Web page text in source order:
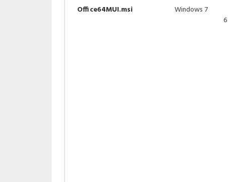
Office64MUI.msi Windows 7